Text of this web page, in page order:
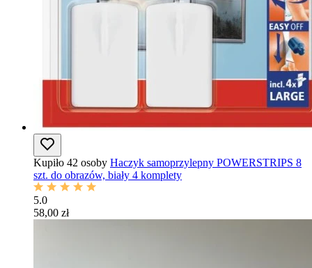
Kupiło 42 osoby Haczyk samoprzylepny POWERSTRIPS 8
szt. do obrazów, biały 4 komplety
5.0
58,00 zł